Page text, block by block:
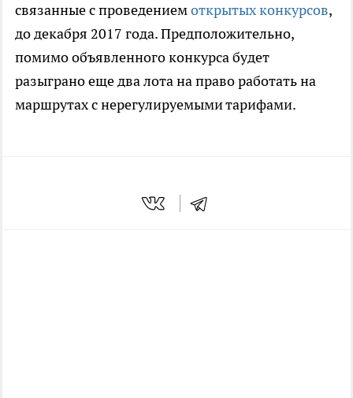
связанные с проведениемоткрытых конкурсов,
до декабря 2017 года. Предположительно,
помимо объявленного конкурса будет
разыграно еще два лота на право работать на
маршрутах с нерегулируемыми тарифами.